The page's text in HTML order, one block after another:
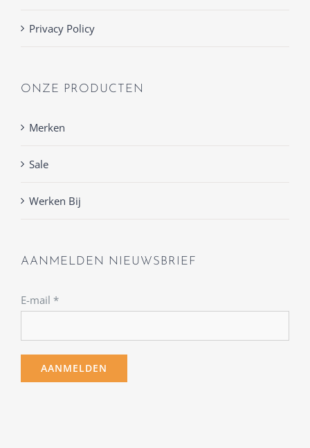
Privacy Policy
ONZE PRODUCTEN
Merken
Sale
Werken Bij
AANMELDEN NIEUWSBRIEF
E-mail *